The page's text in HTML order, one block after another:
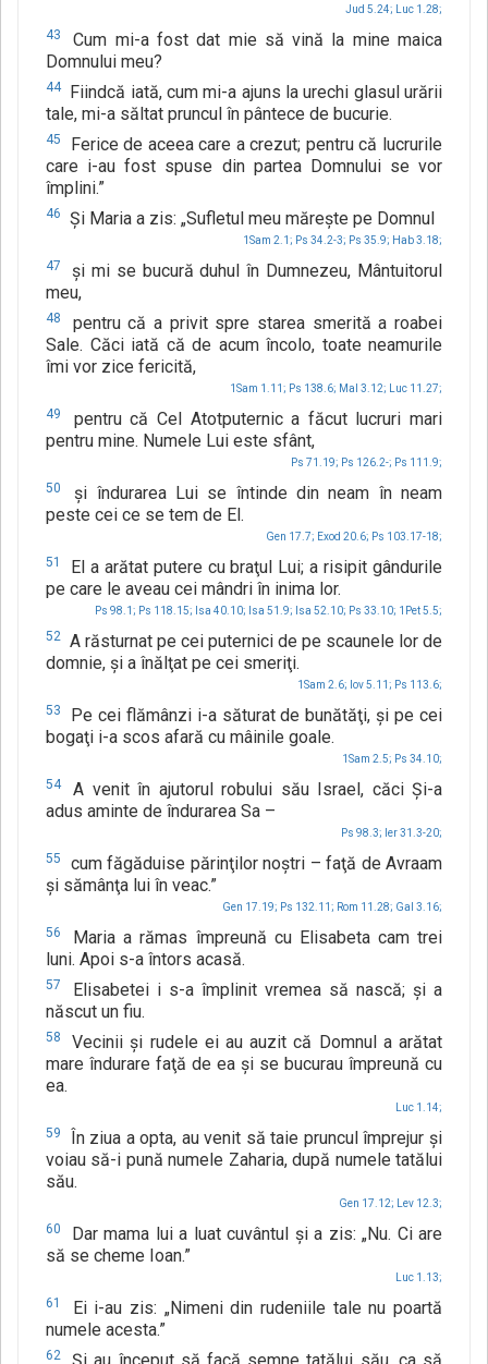
Jud 5.24; Luc 1.28;
43
Cum mi-a fost dat mie să vină la mine maica
Domnului meu?
44
Fiindcă iată, cum mi-a ajuns la urechi glasul urării
tale, mi-a săltat pruncul în pântece de bucurie.
45
Ferice de aceea care a crezut; pentru că lucrurile
care i-au fost spuse din partea Domnului se vor
împlini.”
46 Şi Maria a zis: „Sufletul meu măreşte pe Domnul
1Sam 2.1; Ps 34.2-3; Ps 35.9; Hab 3.18;
47
şi mi se bucură duhul în Dumnezeu, Mântuitorul
meu,
48
pentru că a privit spre starea smerită a roabei
Sale. Căci iată că de acum încolo, toate neamurile
îmi vor zice fericită,
1Sam 1.11; Ps 138.6; Mal 3.12; Luc 11.27;
49
pentru că Cel Atotputernic a făcut lucruri mari
pentru mine. Numele Lui este sfânt,
Ps 71.19; Ps 126.2-; Ps 111.9;
50
şi îndurarea Lui se întinde din neam în neam
peste cei ce se tem de El.
Gen 17.7; Exod 20.6; Ps 103.17-18;
51
El a arătat putere cu braţul Lui; a risipit gândurile
pe care le aveau cei mândri în inima lor.
Ps 98.1; Ps 118.15; Isa 40.10; Isa 51.9; Isa 52.10; Ps 33.10; 1Pet 5.5;
52 A răsturnat pe cei puternici de pe scaunele lor de
domnie, şi a înălţat pe cei smeriţi.
1Sam 2.6; Iov 5.11; Ps 113.6;
53
Pe cei flămânzi i-a săturat de bunătăţi, şi pe cei
bogaţi i-a scos afară cu mâinile goale.
1Sam 2.5; Ps 34.10;
54
A venit în ajutorul robului său Israel, căci Şi-a
adus aminte de îndurarea Sa –
Ps 98.3; Ier 31.3-20;
55
cum făgăduise părinţilor noştri – faţă de Avraam
şi sămânţa lui în veac.”
Gen 17.19; Ps 132.11; Rom 11.28; Gal 3.16;
56
Maria a rămas împreună cu Elisabeta cam trei
luni. Apoi s-a întors acasă.
57
Elisabetei i s-a împlinit vremea să nască; şi a
născut un fiu.
58
Vecinii şi rudele ei au auzit că Domnul a arătat
mare îndurare faţă de ea şi se bucurau împreună cu
ea.
Luc 1.14;
59
În ziua a opta, au venit să taie pruncul împrejur şi
voiau să-i pună numele Zaharia, după numele tatălui
său.
Gen 17.12; Lev 12.3;
60
Dar mama lui a luat cuvântul şi a zis: „Nu. Ci are
să se cheme Ioan.”
Luc 1.13;
61
Ei i-au zis: „Nimeni din rudeniile tale nu poartă
numele acesta.”
62